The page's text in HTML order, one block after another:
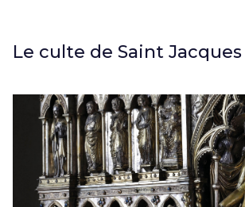
Le culte de Saint Jacques